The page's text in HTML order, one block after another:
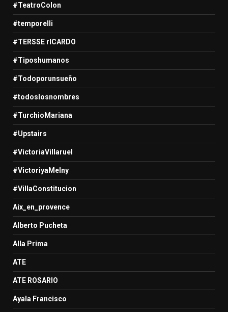
#TeatroColon
#temporelli
#TERSSE rICARDO
#Tiposhumanos
#Todoporunsueño
#todoslosnombres
#TurchioMariana
#Upstairs
#VictoriaVillaruel
#VictoriyaMelny
#VillaConstitucion
Aix_en_provence
Alberto Pucheta
Alla Prima
ATE
ATE ROSARIO
Ayala Francisco